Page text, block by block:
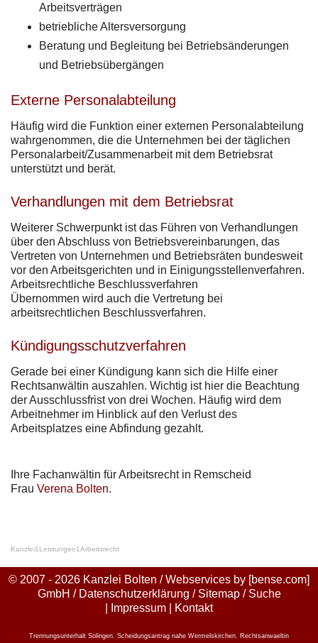
Arbeitsverträgen
betriebliche Altersversorgung
Beratung und Begleitung bei Betriebsänderungen
und Betriebsübergängen
Externe Personalabteilung
Häufig wird die Funktion einer externen Personalabteilung
wahrgenommen, die die Unternehmen bei der täglichen
Personalarbeit/Zusammenarbeit mit dem Betriebsrat
unterstützt und berät.
Verhandlungen mit dem Betriebsrat
Weiterer Schwerpunkt ist das Führen von Verhandlungen
über den Abschluss von Betriebsvereinbarungen, das
Vertreten von Unternehmen und Betriebsräten bundesweit
vor den Arbeitsgerichten und in Einigungsstellenverfahren.
Arbeitsrechtliche Beschlussverfahren
Übernommen wird auch die Vertretung bei
arbeitsrechtlichen Beschlussverfahren.
Kündigungsschutzverfahren
Gerade bei einer Kündigung kann sich die Hilfe einer
Rechtsanwältin auszahlen. Wichtig ist hier die Beachtung
der Ausschlussfrist von drei Wochen. Häufig wird dem
Arbeitnehmer im Hinblick auf den Verlust des
Arbeitsplatzes eine Abfindung gezahlt.
Ihre Fachanwältin für Arbeitsrecht in Remscheid
Frau Verena Bolten.
Kanzlei1 Leistungen1Arbeitsrecht
© 2007 - 2026 Kanzlei Bolten / Webservices by [bense.com]
GmbH / Datenschutzerklärung / Sitemap/ Suche
Impressum Kontakt
Trennungsunterhalt Solingen Scheidungsantrag nahe Wermelskirchen Rechtsanwaeltin